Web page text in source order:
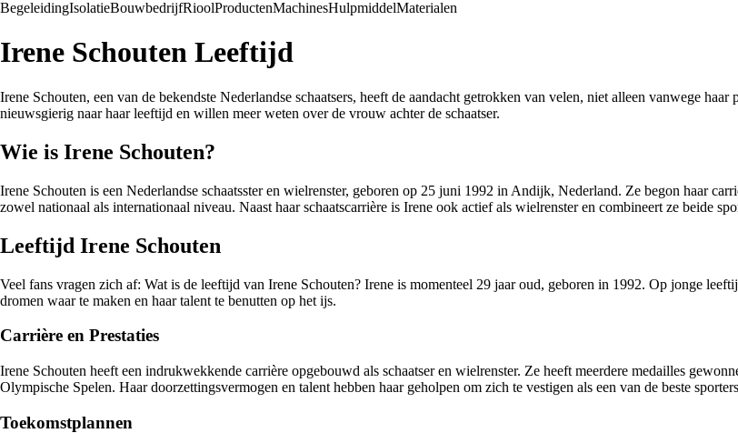
BegeleidingIsolatieBouwbedrijfRioolProductenMachinesHulpmiddelMaterialen
Irene Schouten Leeftijd
Irene Schouten, een van de bekendste Nederlandse schaatsers, heeft de aandacht getrokken van velen, niet alleen vanwege
nieuwsgierig naar haar leeftijd en willen meer weten over de vrouw achter de schaatser.
Wie is Irene Schouten?
Irene Schouten is een Nederlandse schaatsster en wielrenster, geboren op 25 juni 1992 in Andijk, Nederland. Ze begon haar
zowel nationaal als internationaal niveau. Naast haar schaatscarrière is Irene ook actief als wielrenster en combineert ze beide
Leeftijd Irene Schouten
Veel fans vragen zich af: Wat is de leeftijd van Irene Schouten? Irene is momenteel 29 jaar oud, geboren in 1992. Op jonge
dromen waar te maken en haar talent te benutten op het ijs.
Carrière en Prestaties
Irene Schouten heeft een indrukwekkende carrière opgebouwd als schaatser en wielrenster. Ze heeft meerdere medailles
Olympische Spelen. Haar doorzettingsvermogen en talent hebben haar geholpen om zich te vestigen als een van de beste
Toekomstplannen